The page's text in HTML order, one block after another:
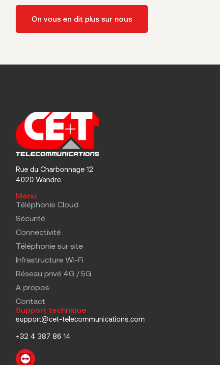
On vous en dit plus sur nous
Rue du Charbonnage 12
4020 Wandre
Menu
Téléphonie Cloud
Sécurité
Connectivité
Téléphonie sur site
Infrastructure Wi-Fi
Réseau privé 4G / 5G
A propos
Contact
Support technique
support@cet-telecommunications.com
+32 4 387 86 14